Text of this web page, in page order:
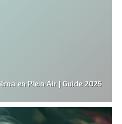
en Plein Air | Guide 2025